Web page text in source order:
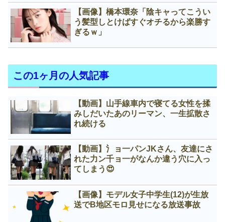
【画像】橋本環奈「陰キャってこうい
う髪型しとけばすぐオチるから楽勝す
ぎるｗ」
この1ヶ月の人気記事
【動画】山手線車内で寝てる女性を揉
みしだいたあのリーマン、一生拡散さ
れ続ける
【動画】氵ョ一パンJKさん、友達にさ
れた力ン千ョ一がなんか違う穴に入っ
てしまう😍
【画像】モデル女子中学生(12)が生放
送でB地区モロ見せになる放送事故